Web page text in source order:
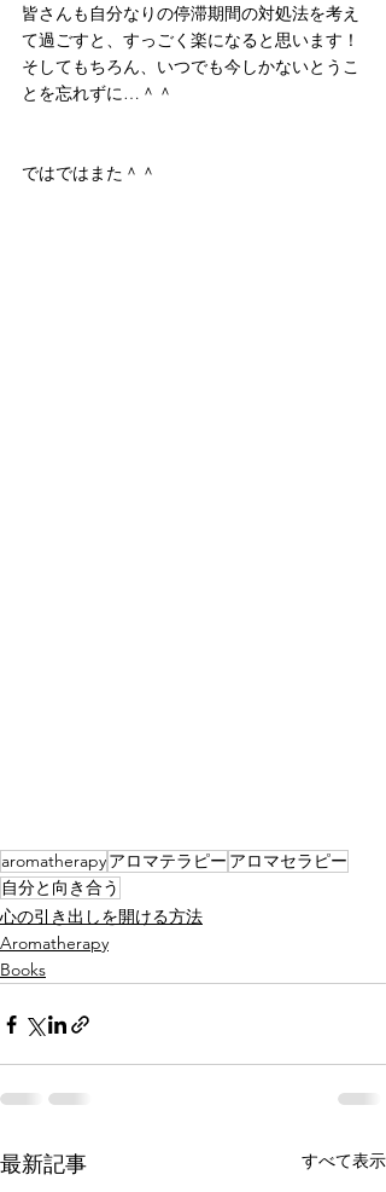
皆さんも自分なりの停滞期間の対処法を考え
て過ごすと、すっごく楽になると思います！
そしてもちろん、いつでも今しかないとうこ
とを忘れずに…＾＾
ではではまた＾＾
aromatherapyアロマテラピー アロマセラピー
自分と向き合う
心の引き出しを開ける方法
Aromatherapy
Books
最新記事 すべて表示